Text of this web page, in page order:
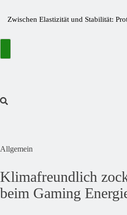
Zwischen Elastizität und Stabilität:
Wie kleine Nährstofflücken große
Preisfehler bei Amazon ➤ Aktuelle
Allgemein
Klimafreundlich
beim Gaming